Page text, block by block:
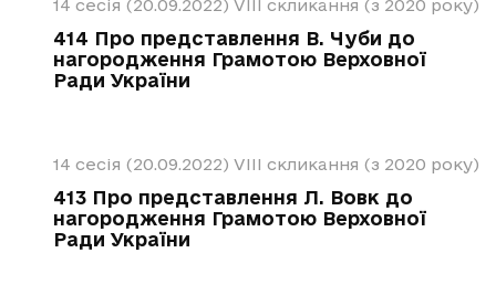
14 сесія (20.09.2022) VIII скликання (з 2020 року)
414 Про представлення В. Чуби до
нагородження Грамотою Верховної
Ради України
14 сесія (20.09.2022) VIII скликання (з 2020 року)
413 Про представлення Л. Вовк до
нагородження Грамотою Верховної
Ради України